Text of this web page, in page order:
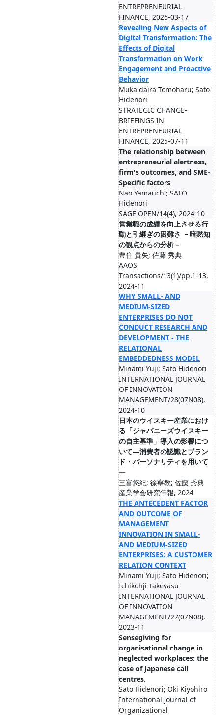
ENTREPRENEURIAL
FINANCE, 2026-03-17
Revealing New Aspects of
Digital Transformation: The
Effects of Digital
Transformation on Work
Engagement and Proactive
Behavior
Mukaidaira Tomoharu; Sato
Hidenori
STRATEGIC CHANGE-
BRIEFINGS IN
ENTREPRENEURIAL
FINANCE, 2025-07-11
The relationship between
entrepreneurial alertness,
firm's outcomes, and SME-
Specific factors
Nao Yamauchi; SATO
Hidenori
SAGE OPEN/14(4), 2024-10
営業職の成績を向上させる行
動と引継ぎの困難さ －暗黙知
の観点からの分析－
豊住 貴矢; 佐藤 秀典
AAOS
Transactions/13(1)/pp.1-13,
2024-11
WHY SMALL- AND
MEDIUM-SIZED
ENTERPRISES DO NOT
CONDUCT RESEARCH AND
DEVELOPMENT - THE
RELATIONAL
EMBEDDEDNESS MODEL
Minami Yuji; Sato Hidenori
INTERNATIONAL JOURNAL
OF INNOVATION
MANAGEMENT/28(07N08),
2024-10
日本のウイスキー産業におけ
る「ジャパニーズウイスキー
の自主基準」導入の影響につ
いて―消費者の認識とブラン
ド・パーソナリティを用いて
―
三富悠紀; 徐寧教; 佐藤 秀典
産業学会研究年報, 2024
THE ANTECEDENT FACTOR
AND OUTCOME OF
MANAGEMENT
INNOVATION IN SMALL-
AND MEDIUM-SIZED
ENTERPRISES: A CUSTOMER
RELATION CONTEXT
Minami Yuji; Sato Hidenori;
Ichikohji Takeyasu
INTERNATIONAL JOURNAL
OF INNOVATION
MANAGEMENT/27(07N08),
2023-11
Sensegiving for
organisational change in
neglected workplaces: the
case of Japanese call
centres.
Sato Hidenori; Oki Kiyohiro
International Journal of
Organizational